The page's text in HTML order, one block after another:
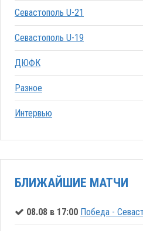
Севастополь U-21
Севастополь U-19
ДЮФК
Разное
Интервью
БЛИЖАЙШИЕ МАТЧИ
08.08 в 17:00 Победа -